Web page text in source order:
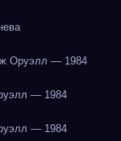
Оруэлл — 1984
— 1984
— 1984